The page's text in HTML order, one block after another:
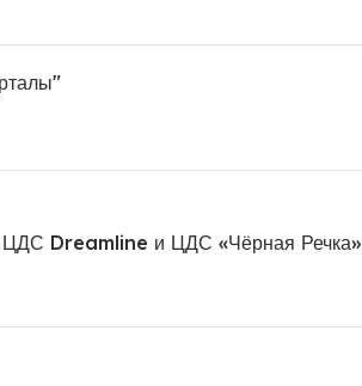
ЦДС Dreamline и ЦДС «Чёрная Речка»